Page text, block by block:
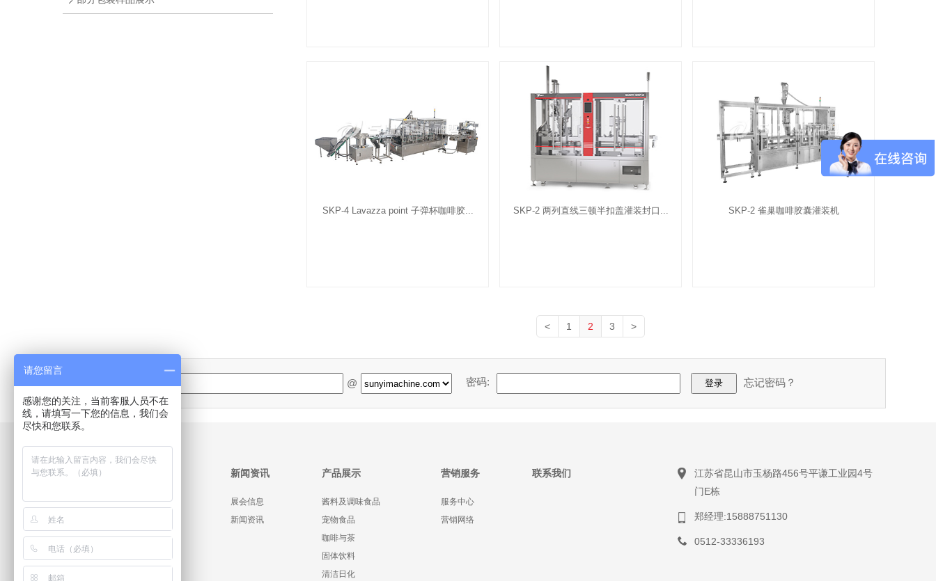
SKP-4 Lavazza point 子弹杯咖啡胶... SKP-2 两列直线三顿半扣盖灌装封口... SKP-2 雀巢咖啡胶囊灌装机
< 1 2 3 >
@ 密码: 忘记密码？
首页
公司简介
资质荣誉
新闻资讯
展会信息
新闻资讯
产品展示
酱料及调味食品
宠物食品
咖啡与茶
固体饮料
清洁日化
营销服务
服务中心
营销网络
联系我们
江苏省昆山市玉杨路456号平谦工业园4号
门E栋
郑经理:15888751130
0512-33336193
请您留言
感谢您的关注，当前客服人员不在
线，请填写一下您的信息，我们会
尽快和您联系。